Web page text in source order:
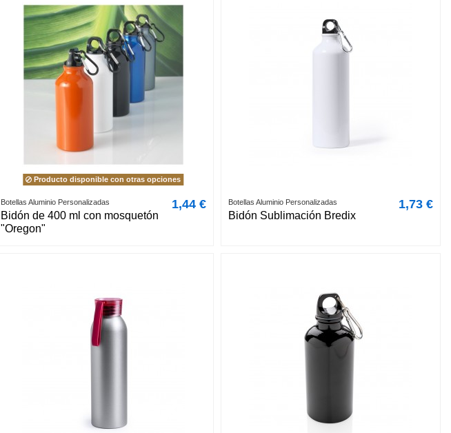
Producto disponible con otras opciones
Botellas Aluminio Personalizadas
Bidón de 400 ml con mosquetón
"Oregon"
1,44 € Botellas Aluminio Personalizadas
Bidón Sublimación Bredix
1,73 €